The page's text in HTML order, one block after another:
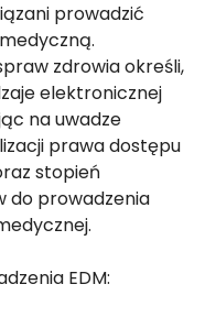
prowadzić
zdrowia określi,
elektronicznej
na uwadze
prawa dostępu
stopień
do prowadzenia
EDM: